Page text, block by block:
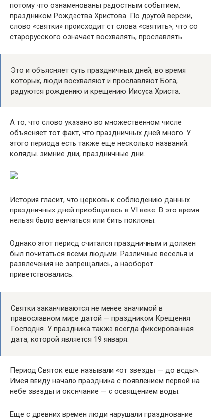
потому что ознаменованы радостным событием,
праздником Рождества Христова. По другой версии,
слово «святки» происходит от слова «святить», что со
старорусского означает восхвалять, прославлять.
Это и объясняет суть праздничных дней, во время
которых, люди восхваляют и прославляют Бога,
радуются рождению и крещению Иисуса Христа.
А то, что слово указано во множественном числе
объясняет тот факт, что праздничных дней много. У
этого периода есть также еще несколько названий:
коляды, зимние дни, праздничные дни.
История гласит, что церковь к соблюдению данных
праздничных дней приобщилась в VI веке. В это время
нельзя было венчаться или бить поклоны.
Однако этот период считался праздничным и должен
был почитаться всеми людьми. Различные веселья и
развлечения не запрещались, а наоборот
приветствовались.
Святки заканчиваются не менее значимой в
православном мире датой — праздником Крещения
Господня. У праздника также всегда фиксированная
дата, которой является 19 января.
Период Святок еще называли «от звезды — до воды».
Имея ввиду начало праздника с появлением первой на
небе звезды и окончание — с освящением воды.
Еще с древних времен люди нарушали празднование